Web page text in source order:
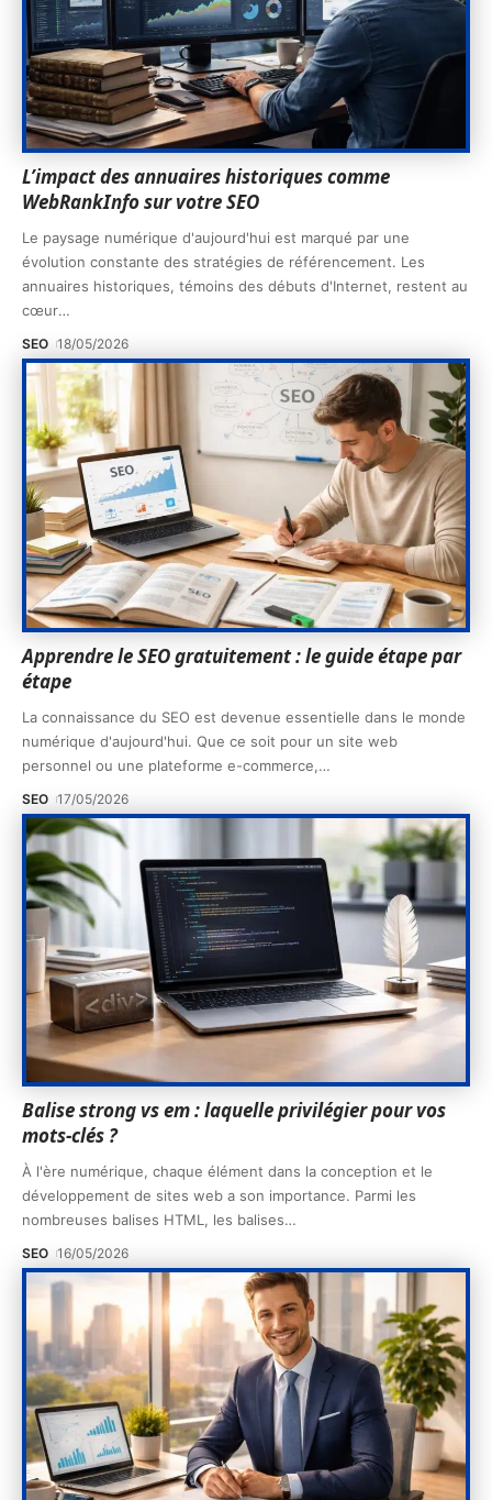
L’impact des annuaires historiques comme
WebRankInfo sur votre SEO
Le paysage numérique d'aujourd'hui est marqué par une
évolution constante des stratégies de référencement. Les
annuaires historiques, témoins des débuts d'Internet, restent au
cœur…
SEO 18/05/2026
Apprendre le SEO gratuitement : le guide étape par
étape
La connaissance du SEO est devenue essentielle dans le monde
numérique d'aujourd'hui. Que ce soit pour un site web
personnel ou une plateforme e-commerce,…
SEO 17/05/2026
Balise strong vs em : laquelle privilégier pour vos
mots-clés ?
À l'ère numérique, chaque élément dans la conception et le
développement de sites web a son importance. Parmi les
nombreuses balises HTML, les balises…
SEO 16/05/2026